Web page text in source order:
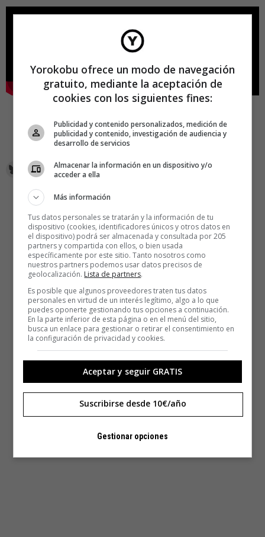
Yorokobu ofrece un modo de navegación
gratuito, mediante la aceptación de
cookies con los siguientes fines:
Publicidad y contenido personalizados, medición de
publicidad y contenido, investigación de audiencia y
desarrollo de servicios
Almacenar la información en un dispositivo y/o
acceder a ella
Más información
Tus datos personales se tratarán y la información de tu
dispositivo (cookies, identificadores únicos y otros datos en
el dispositivo) podrá ser almacenada y consultada por 205
partners y compartida con ellos, o bien usada
específicamente por este sitio. Tanto nosotros como
nuestros partners podemos usar datos precisos de
geolocalización. Lista de partners.
Es posible que algunos proveedores traten tus datos
personales en virtud de un interés legítimo, algo a lo que
puedes oponerte gestionando tus opciones a continuación.
En la parte inferior de esta página o en el menú del sitio,
busca un enlace para gestionar o retirar el consentimiento en
la configuración de privacidad y cookies.
Aceptar y seguir GRATIS
Suscribirse desde 10€/año
Gestionar opciones